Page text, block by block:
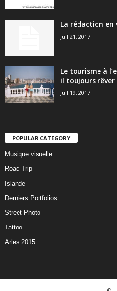
La rédaction en
Juil 21, 2017
Le tourisme à
il toujours rêver
Juil 19, 2017
POPULAR CATEGORY
Musique visuelle
Road Trip
Islande
Derniers Portfolios
Street Photo
Tattoo
Arles 2015